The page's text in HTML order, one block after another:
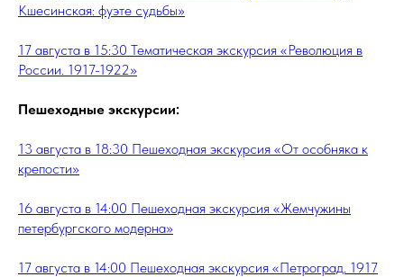
Кшесинская: фуэте судьбы»
17 августа в 15:30 Тематическая экскурсия «Революция в
России. 1917-1922»
Пешеходные экскурсии:
13 августа в 18:30 Пешеходная экскурсия «От особняка к
крепости»
16 августа в 14:00 Пешеходная экскурсия «Жемчужины
петербургского модерна»
17 августа в 14:00 Пешеходная экскурсия «Петроград. 1917